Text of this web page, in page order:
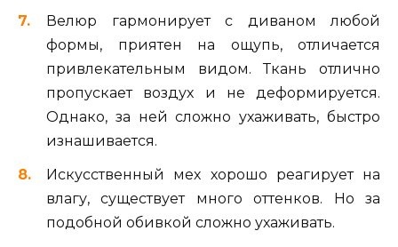
Велюр гармонирует с диваном любой
формы, приятен на ощупь, отличается
привлекательным видом. Ткань отлично
пропускает воздух и не деформируется.
Однако, за ней сложно ухаживать, быстро
изнашивается.
Искусственный мех хорошо реагирует на
влагу, существует много оттенков. Но за
подобной обивкой сложно ухаживать.